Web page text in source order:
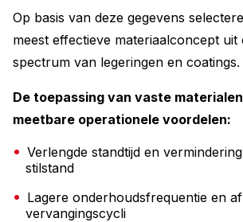
Op basis van deze gegevens
meest effectieve materiaalconcept uit
spectrum van legeringen en coatings.
De toepassing van vaste
meetbare operationele voordelen:
Verlengde standtijd en
stilstand
Lagere onderhoudsfrequentie en
vervangingscycli